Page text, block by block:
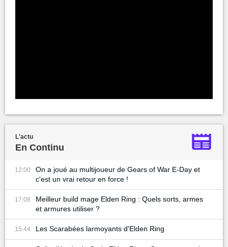
L'actu
En Continu
12:00
On a joué au multijoueur de Gears of War E-Day et
c'est un vrai retour en force !
17:08
Meilleur build mage Elden Ring : Quels sorts, armes
et armures utiliser ?
15:44 Les Scarabées larmoyants d'Elden Ring